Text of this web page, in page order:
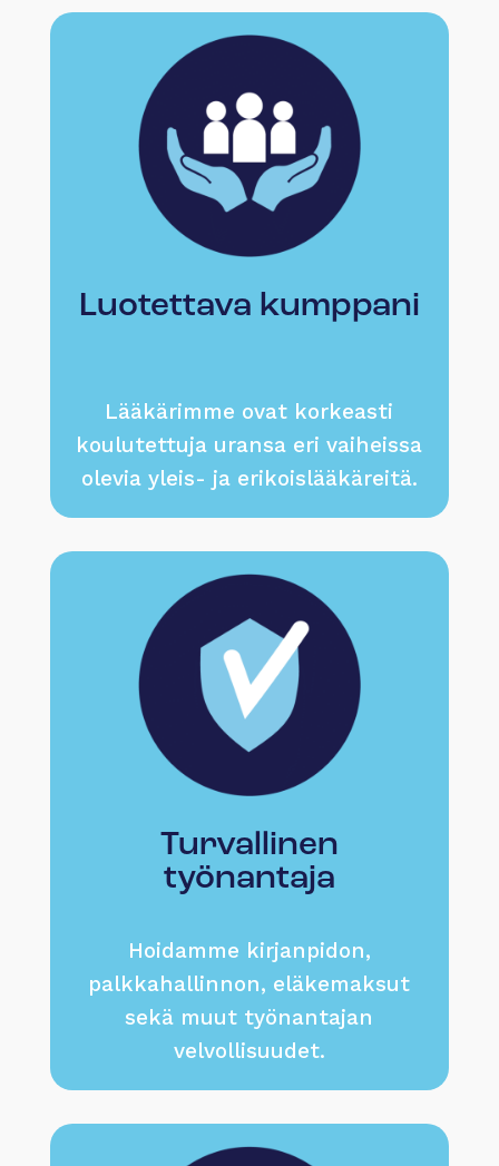
Luotettava kumppani
Lääkärimme ovat korkeasti
koulutettuja uransa eri vaiheissa
olevia yleis- ja erikoislääkäreitä.
Turvallinen
työnantaja
Hoidamme kirjanpidon,
palkkahallinnon, eläkemaksut
sekä muut työnantajan
velvollisuudet.